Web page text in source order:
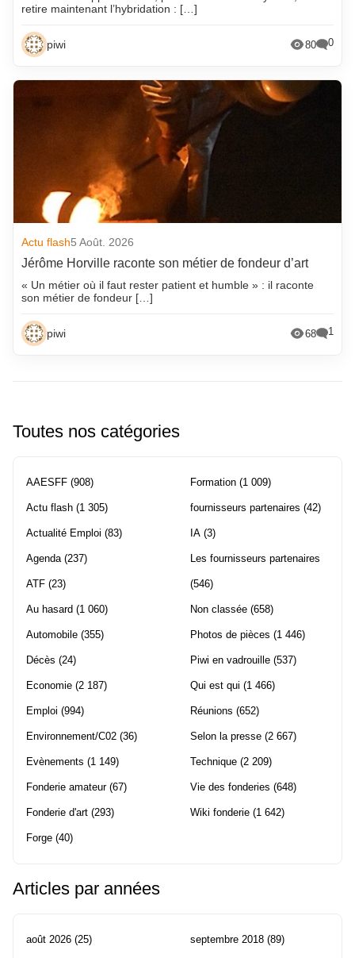
retire maintenant l’hybridation : […]
piwi 80 0
Actu flash5 Août. 2026
Jérôme Horville raconte son métier de fondeur d’art
« Un métier où il faut rester patient et humble » : il raconte
son métier de fondeur […]
piwi 68 1
Toutes nos catégories
AAESFF (908)
Actu flash (1 305)
Actualité Emploi (83)
Agenda(237)
ATF (23)
Au hasard (1 060)
Automobile (355)
Décès (24)
Economie (2 187)
Emploi (994)
Environnement/C02 (36)
Evènements (1 149)
Fonderie amateur(67)
Fonderie d'art (293)
Forge (40)
Formation (1 009)
fournisseurs partenaires (42)
IA (3)
Les fournisseurs partenaires
(546)
Non classée (658)
Photos de pièces (1 446)
Piwi en vadrouille (537)
Qui est qui (1 466)
Réunions (652)
Selon la presse (2 667)
Technique (2 209)
Vie des fonderies (648)
Wiki fonderie (1 642)
Articles par années
août 2026 (25) septembre 2018 (89)